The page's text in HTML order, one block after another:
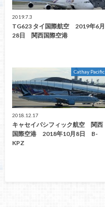
2019.7.3
TG623 タイ国際航空 2019年6月
28日 関西国際空港
Cathay Pacific
2018.12.17
キャセイパシフィック航空 関西
国際空港 2018年10月8日 B-
KPZ